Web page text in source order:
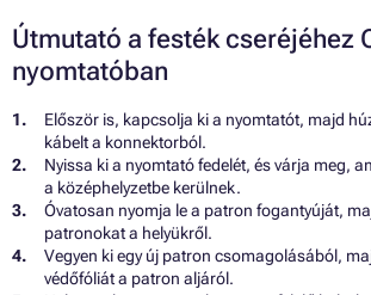
Útmutató a festék cseréjéhez
nyomtatóban
Először is, kapcsolja ki a nyomtatót, majd
kábelt a konnektorból.
Nyissa ki a nyomtató fedelét, és várja meg,
a középhelyzetbe kerülnek.
Óvatosan nyomja le a patron fogantyúját,
patronokat a helyükről.
Vegyen ki egy új patron csomagolásából,
védőfóliát a patron aljáról.